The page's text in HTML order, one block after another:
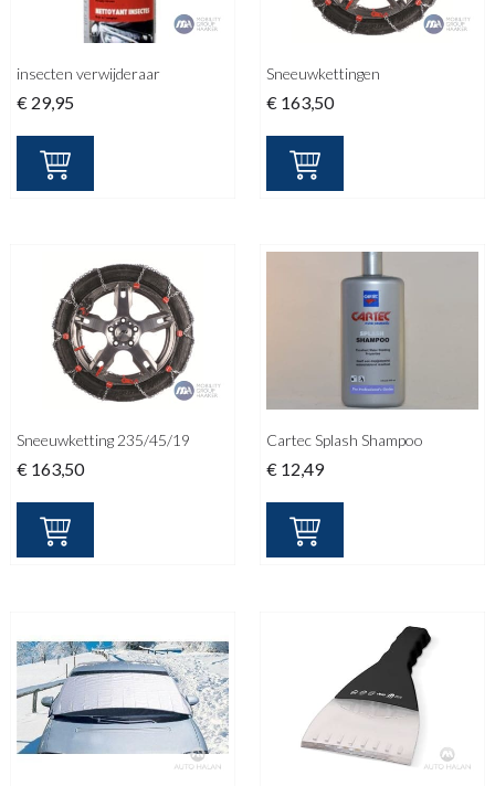
insecten verwijderaar
€ 29,95
Sneeuwkettingen
€ 163,50
Sneeuwketting 235/45/19
€ 163,50
Cartec Splash Shampoo
€ 12,49